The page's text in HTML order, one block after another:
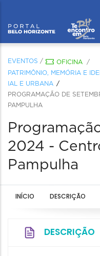
EVENTOS / OFICINA
/
PATRIMÔNIO, MEMÓRIA E
IAL E URBANA
PROGRAMAÇÃO DE
PAMPULHA
2024 -
Pampulha
INÍCIO DESCRIÇÃO
DESCRIÇÃO